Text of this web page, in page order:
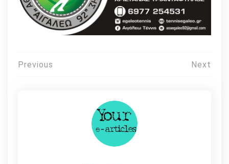
Πλοήγηση
Previous Next